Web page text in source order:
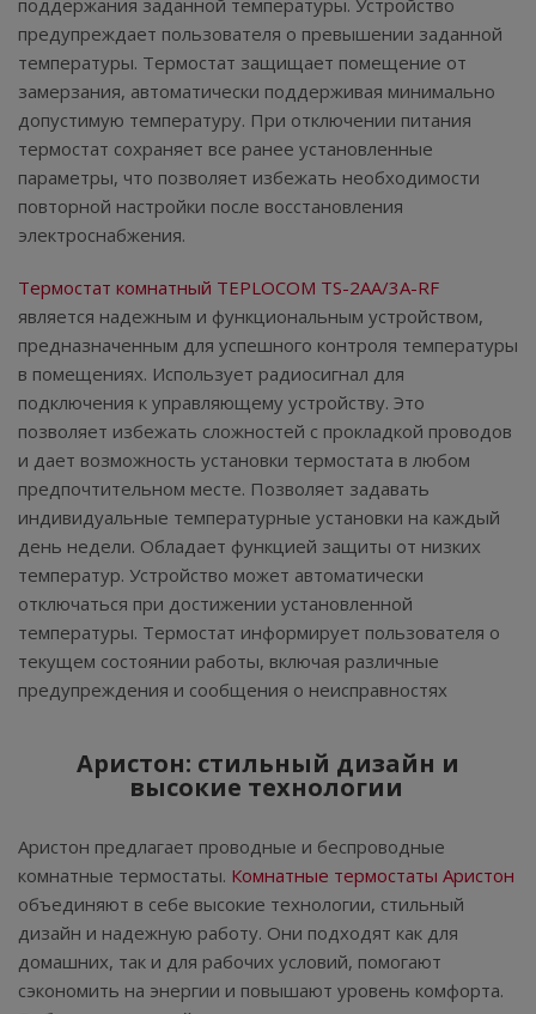
поддержания заданной температуры. Устройство
предупреждает пользователя о превышении заданной
температуры. Термостат защищает помещение от
замерзания, автоматически поддерживая минимально
допустимую температуру. При отключении питания
термостат сохраняет все ранее установленные
параметры, что позволяет избежать необходимости
повторной настройки после восстановления
электроснабжения.
Термостат комнатный TEPLOCOM TS-2AA/3A-RF
является надежным и функциональным устройством,
предназначенным для успешного контроля температуры
в помещениях. Использует радиосигнал для
подключения к управляющему устройству. Это
позволяет избежать сложностей с прокладкой проводов
и дает возможность установки термостата в любом
предпочтительном месте. Позволяет задавать
индивидуальные температурные установки на каждый
день недели. Обладает функцией защиты от низких
температур. Устройство может автоматически
отключаться при достижении установленной
температуры. Термостат информирует пользователя о
текущем состоянии работы, включая различные
предупреждения и сообщения о неисправностях
Аристон: стильный дизайн и
высокие технологии
Аристон предлагает проводные и беспроводные
комнатные термостаты. Комнатные термостаты Аристон
объединяют в себе высокие технологии, стильный
дизайн и надежную работу. Они подходят как для
домашних, так и для рабочих условий, помогают
сэкономить на энергии и повышают уровень комфорта.